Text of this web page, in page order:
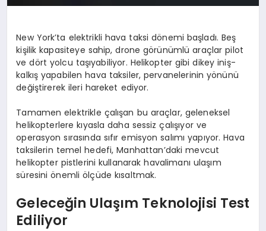
New York’ta elektrikli hava taksi dönemi başladı. Beş
kişilik kapasiteye sahip, drone görünümlü araçlar pilot
ve dört yolcu taşıyabiliyor. Helikopter gibi dikey iniş-
kalkış yapabilen hava taksiler, pervanelerinin yönünü
değiştirerek ileri hareket ediyor.
Tamamen elektrikle çalışan bu araçlar, geleneksel
helikopterlere kıyasla daha sessiz çalışıyor ve
operasyon sırasında sıfır emisyon salımı yapıyor. Hava
taksilerin temel hedefi, Manhattan’daki mevcut
helikopter pistlerini kullanarak havalimanı ulaşım
süresini önemli ölçüde kısaltmak.
Geleceğin Ulaşım Teknolojisi Test
Ediliyor